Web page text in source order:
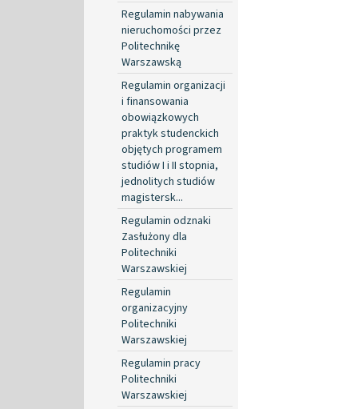
Regulamin nabywania
nieruchomości przez
Politechnikę
Warszawską
Regulamin organizacji
i finansowania
obowiązkowych
praktyk studenckich
objętych programem
studiów I i II stopnia,
jednolitych studiów
magistersk...
Regulamin odznaki
Zasłużony dla
Politechniki
Warszawskiej
Regulamin
organizacyjny
Politechniki
Warszawskiej
Regulamin pracy
Politechniki
Warszawskiej